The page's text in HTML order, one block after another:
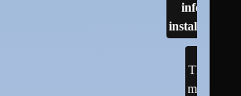
infos et
installations
TESTS
matériel